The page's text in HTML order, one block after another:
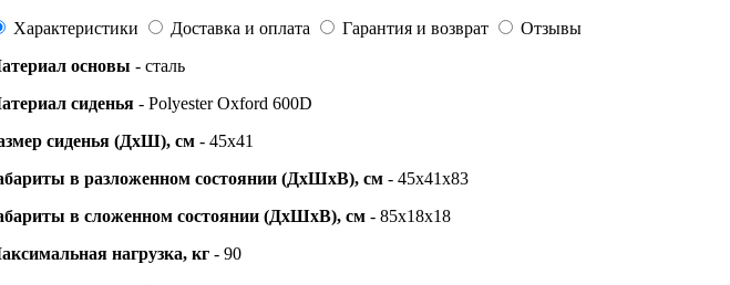
Характеристики Доставка и оплата Гарантия и возврат
Отзывы
основы - сталь
сиденья - Polyester Oxford 600D
сиденья (ДхШ), см - 45х41
в разложенном состоянии (ДхШхВ), см - 45x41x83
в сложенном состоянии (ДхШхВ), см - 85х18х18
нагрузка, кг - 90